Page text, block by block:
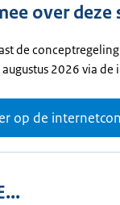
over deze
de
2026 via
op de